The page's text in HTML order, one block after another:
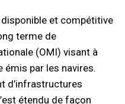
et compétitive
terme de
(OMI) visant à
par les navires.
d’infrastructures
étendu de façon